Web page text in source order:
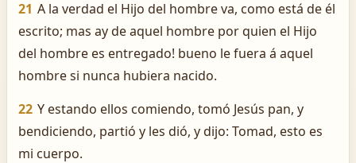
21 A la verdad el Hijo del hombre va, como está de él
escrito; mas ­ay de aquel hombre por quien el Hijo
del hombre es entregado! bueno le fuera á aquel
hombre si nunca hubiera nacido.
22 Y estando ellos comiendo, tomó Jesús pan, y
bendiciendo, partió y les dió, y dijo: Tomad, esto es
mi cuerpo.